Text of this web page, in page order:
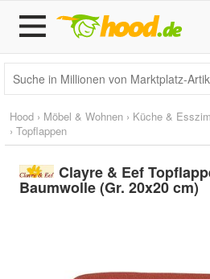
Hood › Möbel & Wohnen › Küche &
› Topflappen
Clayre & Eef
Baumwolle (Gr. 20x20 cm)